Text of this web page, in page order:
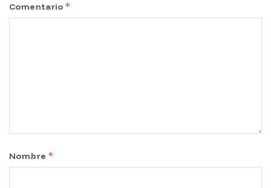
Comentario *
Nombre *